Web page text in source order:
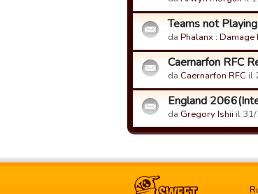
Teams not
da Phalanx : Damage
Caernarfon RFC
da Caernarfon RFC il
England
da Gregory Ishii il